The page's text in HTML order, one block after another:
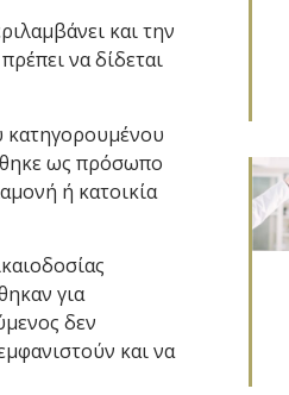
και την
να δίδεται
κατηγορουμένου
ως πρόσωπο
ή κατοικία
για
δεν
και να